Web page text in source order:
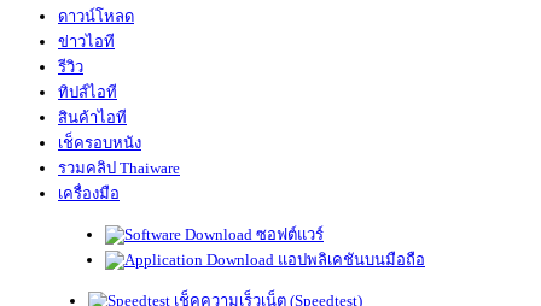
ดาวน์โหลด
ข่าวไอที
รีวิว
ทิปส์ไอที
สินค้าไอที
เช็ครอบหนัง
รวมคลิป Thaiware
เครื่องมือ
ซอฟต์แวร์
แอปพลิเคชันบนมือถือ
เช็คความเร็วเน็ต (Speedtest)